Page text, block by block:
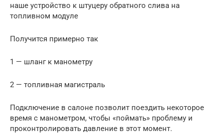
наше устройство к штуцеру обратного слива на
топливном модуле
Получится примерно так
1 — шланг к манометру
2 — топливная магистраль
Подключение в салоне позволит поездить некоторое
время с манометром, чтобы «поймать» проблему и
проконтролировать давление в этот момент.